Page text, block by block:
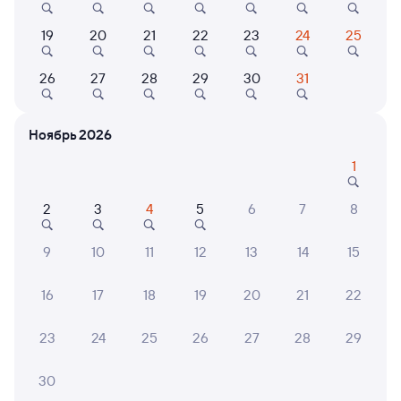
Выбор любимых мест на схемах вагонов
Подробные ответы на вопросы о поездке или
СМС-сопровождение до посадки в поезд
Оформление без регистрации на сайте
Частые вопросы
Что нужно, чтобы сесть в поезд?
Что делать, если ошибся при вводе данных
19 20 21 22 23 24 25
26 27 28 29 30 31
Ноябрь 2026
1
2 3 4 5 6 7 8
9 10 11 12 13 14 15
16 17 18 19 20 21 22
23 24 25 26 27 28 29
30